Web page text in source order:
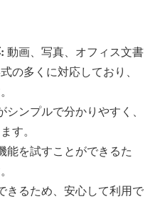
動画、写真、オフィス文書
の多くに対応しており、
シンプルで分かりやすく、
す。
能を試すことができるた
きるため、安心して利用で